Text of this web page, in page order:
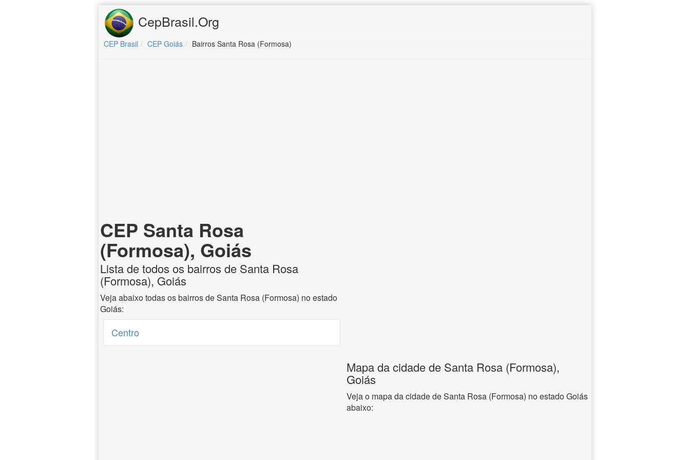
CepBrasil.Org
CEP Brasil CEP Goiás Bairros Santa Rosa (Formosa)
CEP Santa Rosa
(Formosa), Goiás
Lista de todos os bairros de Santa Rosa
(Formosa), Goiás
Veja abaixo todas os bairros de Santa Rosa (Formosa) no estado
Goiás:
Centro
Mapa da cidade de Santa Rosa (Formosa),
Goiás
Veja o mapa da cidade de Santa Rosa (Formosa) no estado Goiás
abaixo: